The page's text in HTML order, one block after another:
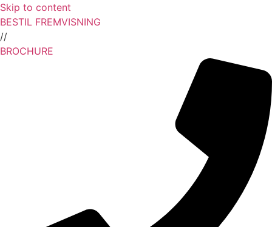
Skip to content
BESTIL FREMVISNING
//
BROCHURE